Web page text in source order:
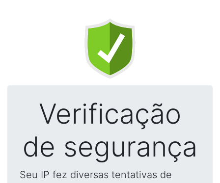
Verificação
de segurança
Seu IP fez diversas tentativas de